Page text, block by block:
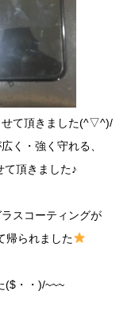
せて頂きました(^▽^)/
く・強く守れる、
て頂きました♪
スコーティングが
帰られました
($・・)/~~~